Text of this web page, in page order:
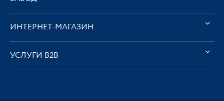
ИНТЕРНЕТ-МАГАЗИН
УСЛУГИ В2В